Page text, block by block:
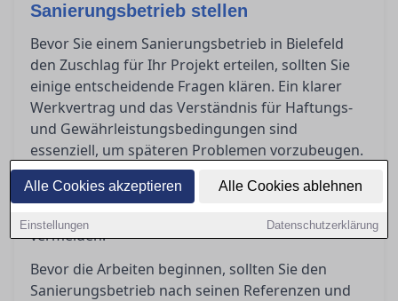
Alle Cookies akzeptieren Alle Cookies ablehnen
Einstellungen Datenschutzerklärung
Sanierungsbetrieb stellen
Bevor Sie einem Sanierungsbetrieb in Bielefeld
den Zuschlag für Ihr Projekt erteilen, sollten Sie
einige entscheidende Fragen klären. Ein klarer
Werkvertrag und das Verständnis für Haftungs-
und Gewährleistungsbedingungen sind
essenziell, um späteren Problemen vorzubeugen.
In diesem Artikel bieten wir Ihnen Orientierung,
welche Punkte Sie unbedingt ansprechen sollten,
vermeiden.
Bevor die Arbeiten beginnen, sollten Sie den
Sanierungsbetrieb nach seinen Referenzen und